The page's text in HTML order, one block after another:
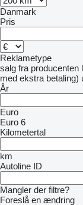
Danmark
Pris
Reklametype
salg fra producenten
med ekstra betaling)
År
Euro
Euro 6
Kilometertal
km
Autoline ID
Mangler der filtre?
Foreslå en ændring